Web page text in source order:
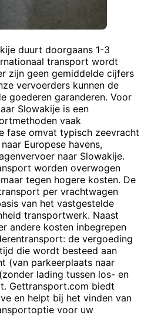
duurt doorgaans 1-3
transport wordt
zijn geen gemiddelde cijfers
vervoerders kunnen de
goederen garanderen. Voor
Slowakije is een
vaak
fase omvat typisch zeevracht
Europese havens,
naar Slowakije.
worden overwogen
tegen hogere kosten. De
per vrachtwagen
van het vastgestelde
transportwerk. Naast
andere kosten inbegrepen
de vergoeding
die wordt besteed aan
(van parkeerplaats naar
lading tussen los- en
Gettransport.com biedt
en helpt bij het vinden van
voor uw